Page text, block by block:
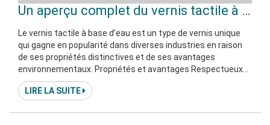
Un aperçu complet du vernis tactile à base
Le vernis tactile à base d’eau est un type de vernis unique
qui gagne en popularité dans diverses industries en raison
de ses propriétés distinctives et de ses avantages
environnementaux. Propriétés et avantages Respectueux
de l’environnement : Comme son nom l’indique, ce vernis est
à base d’eau, ce qui en fait une option respectueuse de
LIRE LA SUITE